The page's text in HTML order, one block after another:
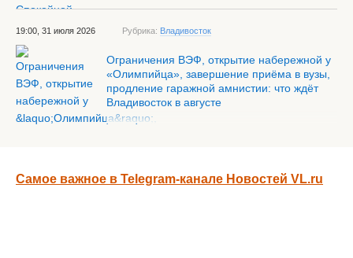
19:00, 31 июля 2026 Рубрика: Владивосток
Ограничения ВЭФ, открытие набережной у
«Олимпийца», завершение приёма в вузы,
продление гаражной амнистии: что ждёт
Владивосток в августе
Самое важное в Telegram-канале Новостей VL.ru